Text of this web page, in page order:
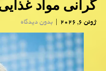
گرانی مواد غذایی
ژوئن 6, 2026 | بدون دیدگاه